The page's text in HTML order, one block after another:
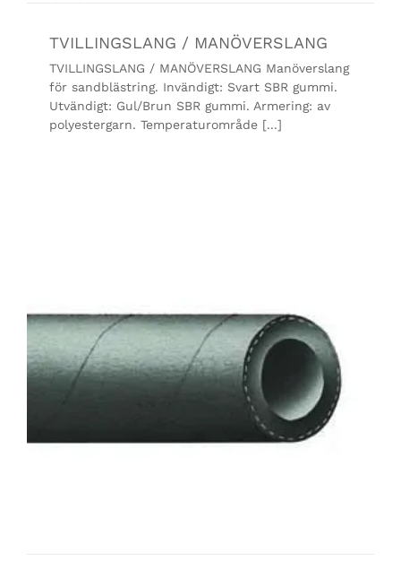
TVILLINGSLANG / MANÖVERSLANG
TVILLINGSLANG / MANÖVERSLANG Manöverslang
för sandblästring. Invändigt: Svart SBR gummi.
Utvändigt: Gul/Brun SBR gummi. Armering: av
polyestergarn. Temperaturområde [...]